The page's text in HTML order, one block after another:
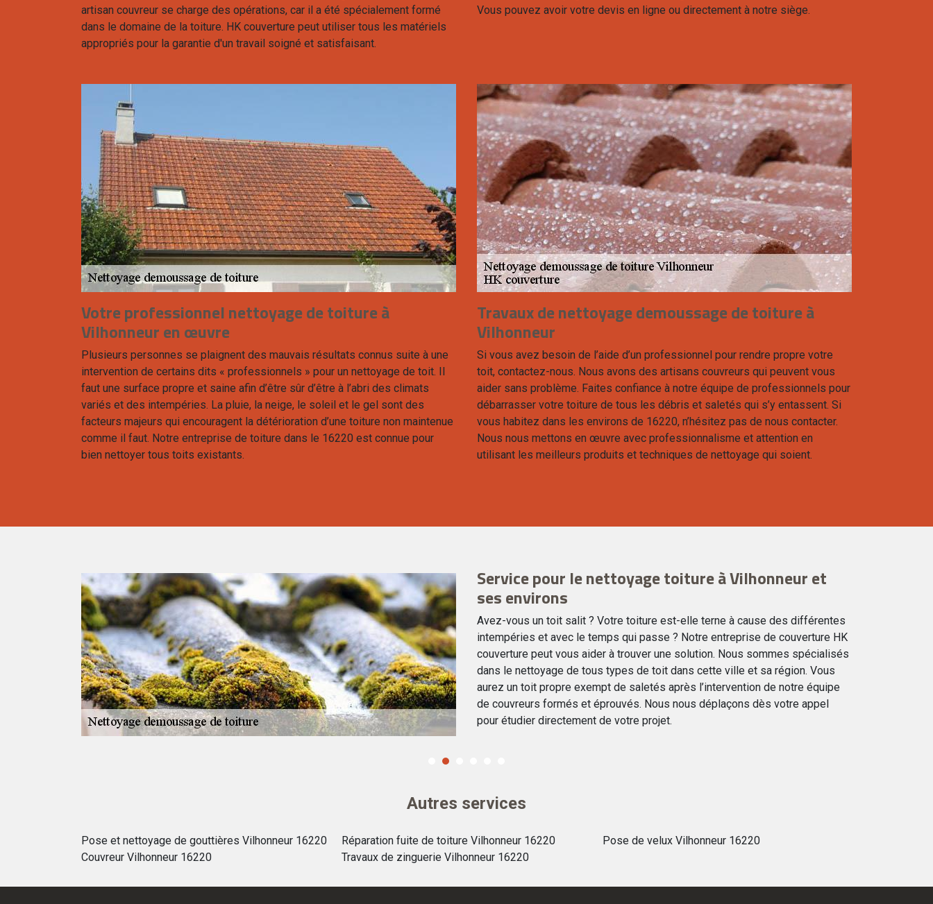
artisan couvreur se charge des opérations, car il a été spécialement formé
dans le domaine de la toiture. HK couverture peut utiliser tous les matériels
appropriés pour la garantie d'un travail soigné et satisfaisant.
Vous pouvez avoir votre devis en ligne ou directement à notre siège.
Votre professionnel nettoyage de toiture à
Vilhonneur en œuvre
Plusieurs personnes se plaignent des mauvais résultats connus suite à une
intervention de certains dits « professionnels » pour un nettoyage de toit. Il
faut une surface propre et saine afin d’être sûr d’être à l’abri des climats
variés et des intempéries. La pluie, la neige, le soleil et le gel sont des
facteurs majeurs qui encouragent la détérioration d’une toiture non maintenue
comme il faut. Notre entreprise de toiture dans le 16220 est connue pour
bien nettoyer tous toits existants.
Travaux de nettoyage demoussage de toiture à
Vilhonneur
Si vous avez besoin de l’aide d’un professionnel pour rendre propre votre
toit, contactez-nous. Nous avons des artisans couvreurs qui peuvent vous
aider sans problème. Faites confiance à notre équipe de professionnels pour
débarrasser votre toiture de tous les débris et saletés qui s’y entassent. Si
vous habitez dans les environs de 16220, n’hésitez pas de nous contacter.
Nous nous mettons en œuvre avec professionnalisme et attention en
utilisant les meilleurs produits et techniques de nettoyage qui soient.
Service pour le nettoyage toiture à Vilhonneur et
ses environs
Avez-vous un toit salit ? Votre toiture est-elle terne à cause des différentes
intempéries et avec le temps qui passe ? Notre entreprise de couverture HK
couverture peut vous aider à trouver une solution. Nous sommes spécialisés
dans le nettoyage de tous types de toit dans cette ville et sa région. Vous
aurez un toit propre exempt de saletés après l’intervention de notre équipe
de couvreurs formés et éprouvés. Nous nous déplaçons dès votre appel
pour étudier directement de votre projet.
Autres services
Pose et nettoyage de gouttières Vilhonneur 16220
Couvreur Vilhonneur 16220
Réparation fuite de toiture Vilhonneur 16220
Travaux de zinguerie Vilhonneur 16220
Pose de velux Vilhonneur 16220